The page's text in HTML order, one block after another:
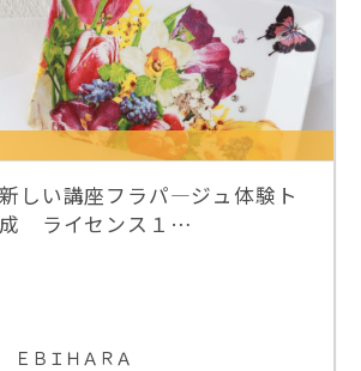
新しい講座フラパ―ジュ体験ト
成 ライセンス１…
ＥＢＩＨＡＲＡ